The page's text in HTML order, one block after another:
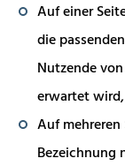
Auf einer
die
Nutzende
erwartet
Auf
Bezeichnung